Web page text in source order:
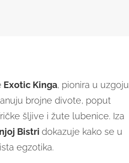
Exotic Kinga, pionira u uzgoju
brojne divote, poput
šljive i žute lubenice. Iza
Bistri dokazuje kako se u
egzotika.